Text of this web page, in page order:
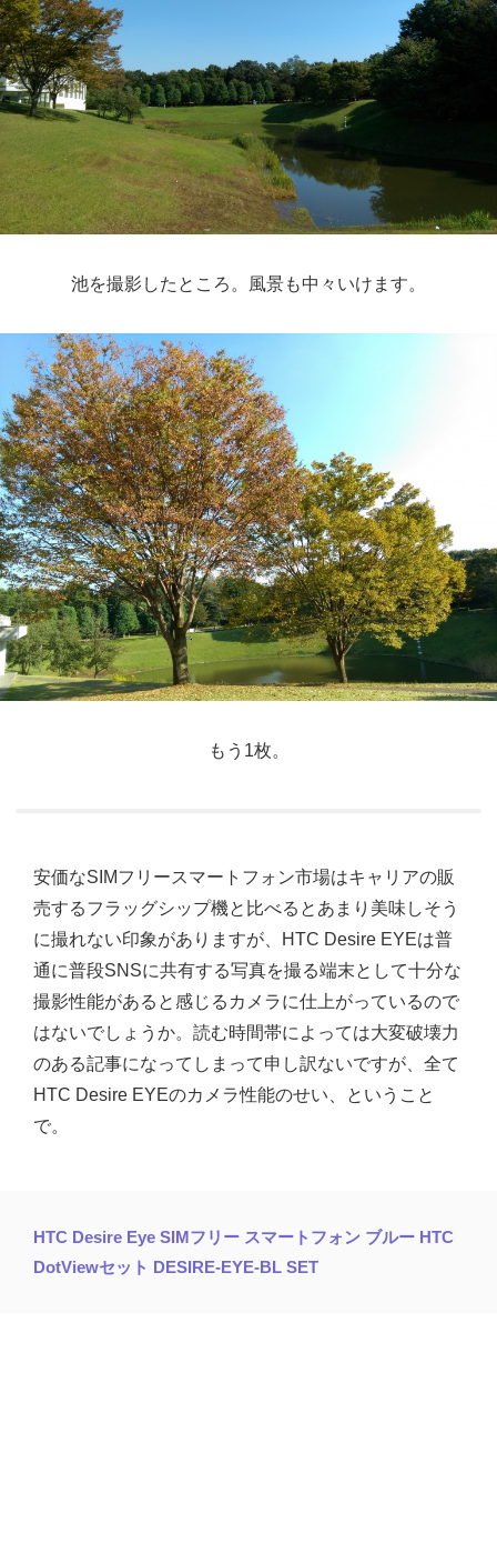
池を撮影したところ。風景も中々いけます。
もう1枚。
安価なSIMフリースマートフォン市場はキャリアの販
売するフラッグシップ機と比べるとあまり美味しそう
に撮れない印象がありますが、HTC Desire EYEは普
通に普段SNSに共有する写真を撮る端末として十分な
撮影性能があると感じるカメラに仕上がっているので
はないでしょうか。読む時間帯によっては大変破壊力
のある記事になってしまって申し訳ないですが、全て
HTC Desire EYEのカメラ性能のせい、ということ
で。
HTC Desire Eye SIMフリー スマートフォン ブルー HTC
DotViewセット DESIRE-EYE-BL SET